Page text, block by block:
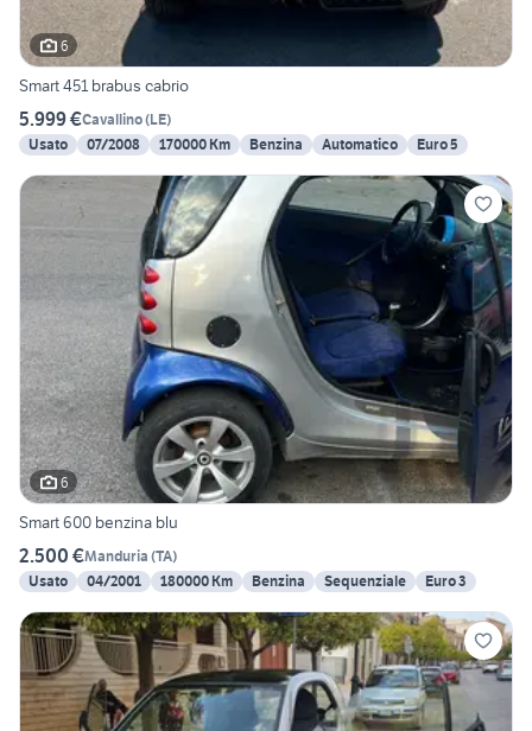
6
Smart 451 brabus cabrio
5.999 €Cavallino(LE)
Usato
07/2008 170000 Km Benzina Automatico Euro 5
6
Smart 600 benzina blu
2.500 €Manduria (TA)
Usato
04/2001 180000 Km Benzina Sequenziale Euro 3